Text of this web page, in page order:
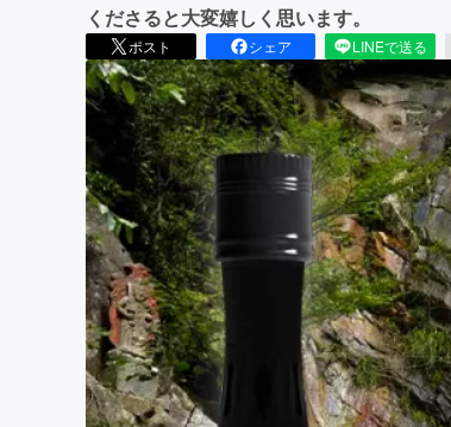
くださると大変嬉しく思います。
ポスト シェア LINEで送る